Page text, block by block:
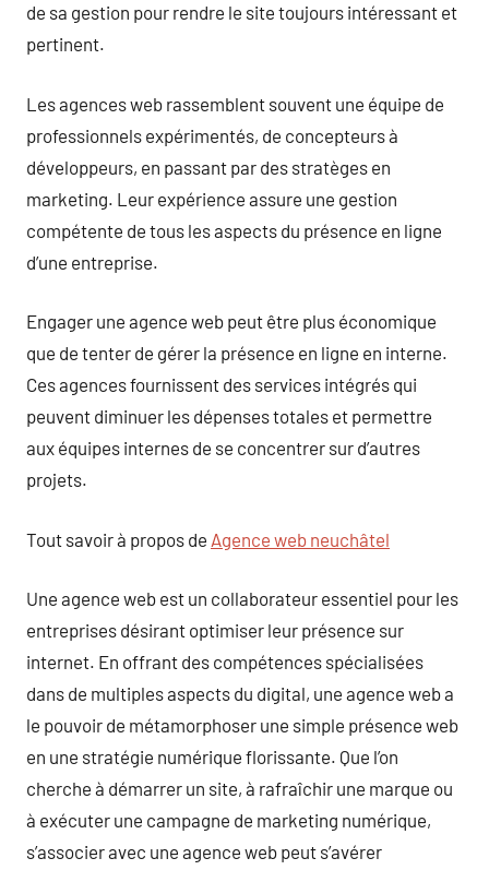
de sa gestion pour rendre le site toujours intéressant et
pertinent.
Les agences web rassemblent souvent une équipe de
professionnels expérimentés, de concepteurs à
développeurs, en passant par des stratèges en
marketing. Leur expérience assure une gestion
compétente de tous les aspects du présence en ligne
d’une entreprise.
Engager une agence web peut être plus économique
que de tenter de gérer la présence en ligne en interne.
Ces agences fournissent des services intégrés qui
peuvent diminuer les dépenses totales et permettre
aux équipes internes de se concentrer sur d’autres
projets.
Tout savoir à propos de Agence web neuchâtel
Une agence web est un collaborateur essentiel pour les
entreprises désirant optimiser leur présence sur
internet. En offrant des compétences spécialisées
dans de multiples aspects du digital, une agence web a
le pouvoir de métamorphoser une simple présence web
en une stratégie numérique florissante. Que l’on
cherche à démarrer un site, à rafraîchir une marque ou
à exécuter une campagne de marketing numérique,
s’associer avec une agence web peut s’avérer